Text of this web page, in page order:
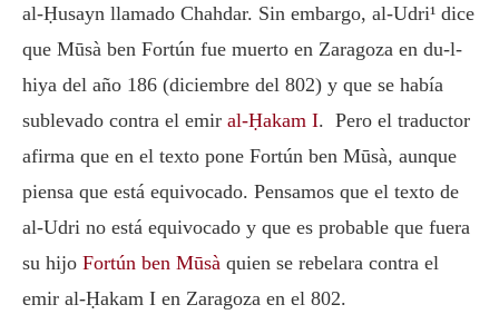
al-Ḥusayn llamado Chahdar. Sin embargo, al-Udri¹ dice
que Mūsà ben Fortún fue muerto en Zaragoza en du-l-
hiya del año 186 (diciembre del 802) y que se había
sublevado contra el emir al-Ḥakam I. Pero el traductor
afirma que en el texto pone Fortún ben Mūsà, aunque
piensa que está equivocado. Pensamos que el texto de
al-Udri no está equivocado y que es probable que fuera
su hijo Fortún ben Mūsà quien se rebelara contra el
emir al-Ḥakam I en Zaragoza en el 802.